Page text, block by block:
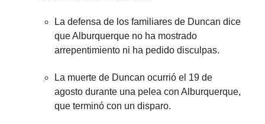
La defensa de los familiares de Duncan dice
que Alburquerque no ha mostrado
arrepentimiento ni ha pedido disculpas.
La muerte de Duncan ocurrió el 19 de
agosto durante una pelea con Alburquerque,
que terminó con un disparo.